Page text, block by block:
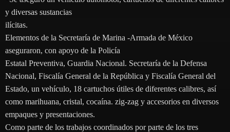
y diversas sustancias
ilícitas.
Elementos de la Secretaría de Marina -Armada de México
aseguraron, con apoyo de la Policía
Estatal Preventiva, Guardia Nacional. Secretaría de la Defensa
Nacional, Fiscalía General de la República y Fiscalía General del
Estado, un vehículo, 18 cartuchos útiles de diferentes calibres, así
como marihuana, cristal, cocaína. zig-zag y accesorios en diversos
empaques y presentaciones.
Como parte de los trabajos coordinados por parte de los tres